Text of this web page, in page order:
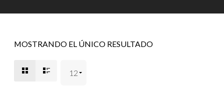
MOSTRANDO EL ÚNICO RESULTADO